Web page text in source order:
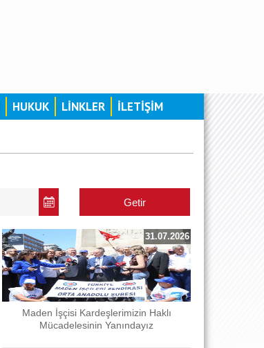
HUKUK LİNKLER İLETİŞİM
31.07.2026
Maden İşçisi Kardeşlerimizin Haklı
Mücadelesinin Yanındayız